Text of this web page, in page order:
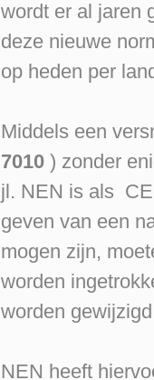
wordt er al jaren
deze nieuwe
op heden per
Middels een
7010 ) zonder
jl. NEN is als
geven van een
mogen zijn,
worden
worden
NEN heeft